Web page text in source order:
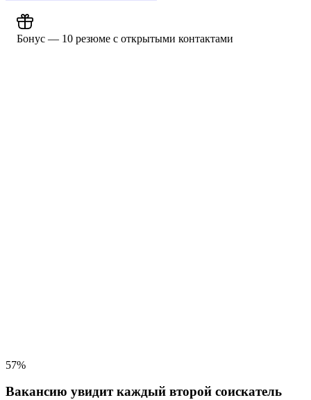
Бонус — 10 резюме с открытыми контактами
57%
Вакансию увидит каждый второй соискатель